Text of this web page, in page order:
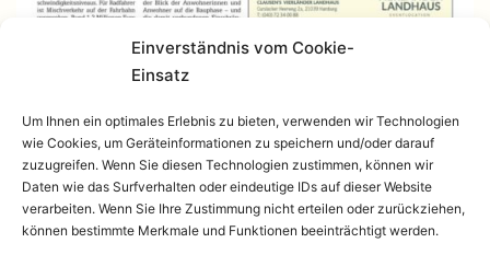
Einverständnis vom Cookie-
Einsatz
Um Ihnen ein optimales Erlebnis zu bieten, verwenden wir Technologien
wie Cookies, um Geräteinformationen zu speichern und/oder darauf
zuzugreifen. Wenn Sie diesen Technologien zustimmen, können wir
Daten wie das Surfverhalten oder eindeutige IDs auf dieser Website
verarbeiten. Wenn Sie Ihre Zustimmung nicht erteilen oder zurückziehen,
können bestimmte Merkmale und Funktionen beeinträchtigt werden.